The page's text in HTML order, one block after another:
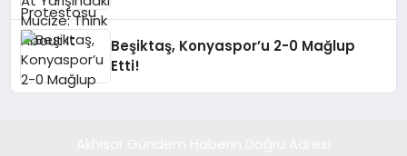
Beşiktaş, Konyaspor’u 2-0 Mağlup
Etti!